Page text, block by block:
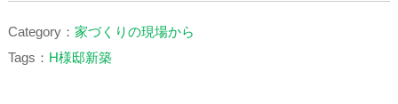
Category： 家づくりの現場から
Tags： H様邸新築